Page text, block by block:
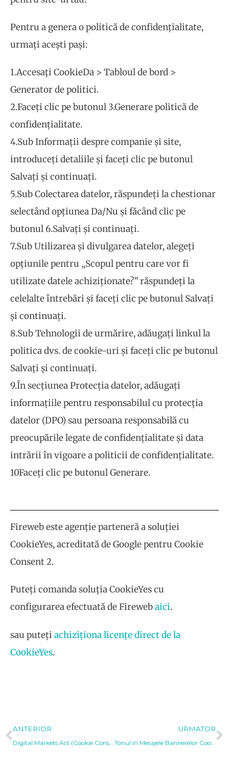
Pentru a genera o politică de confidențialitate,
urmați acești pași:
1.Accesați CookieDa > Tabloul de bord >
Generator de politici.
2.Faceți clic pe butonul 3.Generare politică de
confidențialitate.
4.Sub Informații despre companie și site,
introduceți detaliile și faceți clic pe butonul
Salvați și continuați.
5.Sub Colectarea datelor, răspundeți la chestionar
selectând opțiunea Da/Nu și făcând clic pe
butonul 6.Salvați și continuați.
7.Sub Utilizarea și divulgarea datelor, alegeți
opțiunile pentru „Scopul pentru care vor fi
utilizate datele achiziționate?” răspundeți la
celelalte întrebări și faceți clic pe butonul Salvați
și continuați.
8.Sub Tehnologii de urmărire, adăugați linkul la
politica dvs. de cookie-uri și faceți clic pe butonul
Salvați și continuați.
9.În secțiunea Protecția datelor, adăugați
informațiile pentru responsabilul cu protecția
datelor (DPO) sau persoana responsabilă cu
preocupările legate de confidențialitate și data
intrării în vigoare a politicii de confidențialitate.
10Faceți clic pe butonul Generare.
Fireweb este agenție parteneră a soluției
CookieYes, acreditată de Google pentru Cookie
Consent 2.
Puteți comanda soluția CookieYes cu
configurarea efectuată de Firewebaici.
sau puteți achiziționa licențe direct de la
CookieYes.
Prev
ANTERIOR
Digital Markets Act (Cookie Consent 2): Ce trebuie să știe proprietarii de site-uri și magazine online?
URMATOR
Tonul în Mesajele Bannerelor Cookie: Cum Influențează Acceptarea Utilizatorilor